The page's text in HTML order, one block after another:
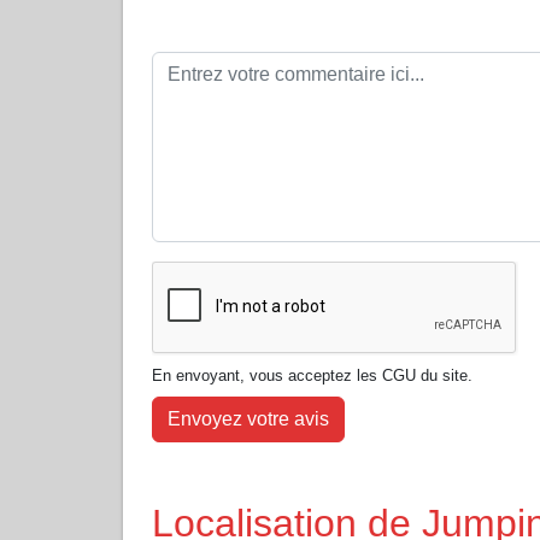
En envoyant, vous acceptez les CGU du site.
Envoyez votre avis
Localisation de